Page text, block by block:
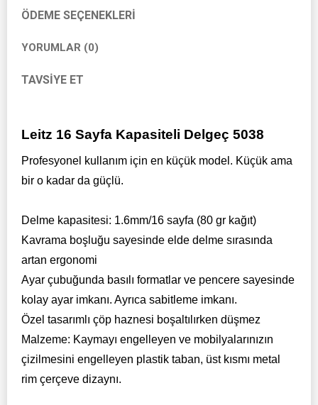
ÖDEME SEÇENEKLERI
YORUMLAR (0)
TAVSIYE ET
Leitz 16 Sayfa Kapasiteli Delgeç 5038
Profesyonel kullanım için en küçük model. Küçük ama
bir o kadar da güçlü.
Delme kapasitesi: 1.6mm/16 sayfa (80 gr kağıt)
Kavrama boşluğu sayesinde elde delme sırasında
artan ergonomi
Ayar çubuğunda basılı formatlar ve pencere sayesinde
kolay ayar imkanı. Ayrıca sabitleme imkanı.
Özel tasarımlı çöp haznesi boşaltılırken düşmez
Malzeme: Kaymayı engelleyen ve mobilyalarınızın
çizilmesini engelleyen plastik taban, üst kısmı metal
rim çerçeve dizaynı.